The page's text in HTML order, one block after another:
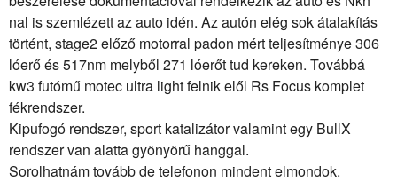
nal is szemlézett az auto idén. Az autón elég sok átalakítás
történt, stage2 előző motorral padon mért teljesítménye 306
lóerő és 517nm melyből 271 lóerőt tud kereken. Továbbá
kw3 futómű motec ultra light felnik elől Rs Focus komplet
fékrendszer.
Kipufogó rendszer, sport katalizátor valamint egy BullX
rendszer van alatta gyönyörű hanggal.
Sorolhatnám tovább de telefonon mindent elmondok.